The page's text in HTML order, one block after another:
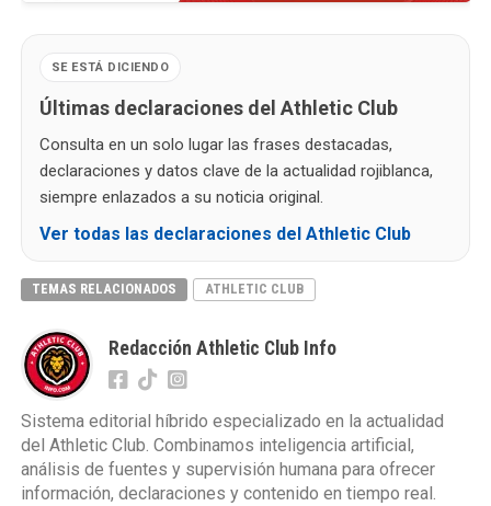
SE ESTÁ DICIENDO
Últimas declaraciones del Athletic Club
Consulta en un solo lugar las frases destacadas,
declaraciones y datos clave de la actualidad rojiblanca,
siempre enlazados a su noticia original.
Ver todas las declaraciones del Athletic Club
TEMAS RELACIONADOS ATHLETIC CLUB
Redacción Athletic Club Info
Sistema editorial híbrido especializado en la actualidad
del Athletic Club. Combinamos inteligencia artificial,
análisis de fuentes y supervisión humana para ofrecer
información, declaraciones y contenido en tiempo real.